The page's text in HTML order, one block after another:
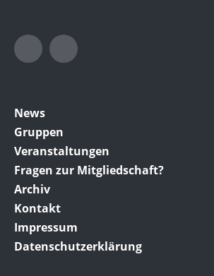
Twitter
News
Gruppen
Veranstaltungen
Fragen zur Mitgliedschaft?
Archiv
Kontakt
Impressum
Datenschutzerklärung